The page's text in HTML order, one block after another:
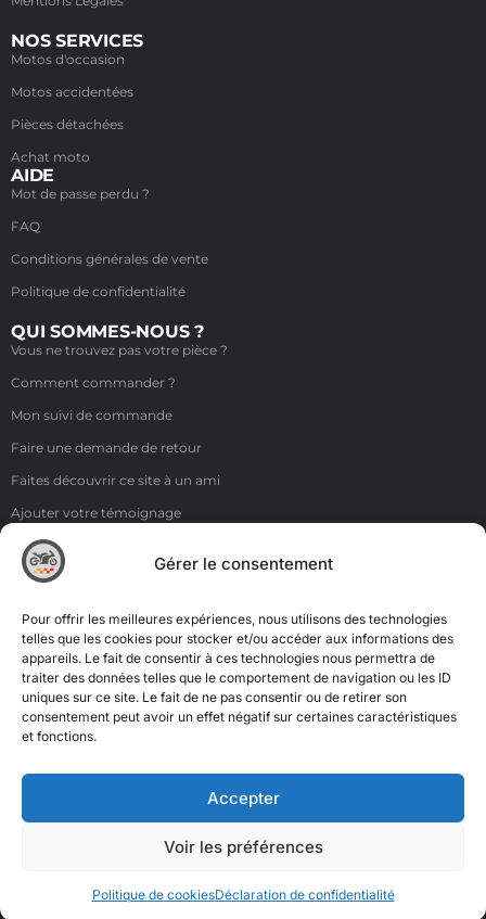
Gérer le consentement
Pour offrir les meilleures expériences, nous utilisons des technologies
telles que les cookies pour stocker et/ou accéder aux informations des
appareils. Le fait de consentir à ces technologies nous permettra de
traiter des données telles que le comportement de navigation ou les ID
uniques sur ce site. Le fait de ne pas consentir ou de retirer son
consentement peut avoir un effet négatif sur certaines caractéristiques
et fonctions.
Accepter
Voir les préférences
Politique de cookiesDéclaration de confidentialité
NOS SERVICES
Motos d'occasion
Motos accidentées
Pièces détachées
Achat moto
AIDE
Mot de passe perdu ?
FAQ
Conditions générales de vente
Politique de confidentialité
QUI SOMMES-NOUS ?
Vous ne trouvez pas votre pièce ?
Comment commander ?
Mon suivi de commande
Faire une demande de retour
Faites découvrir ce site à un ami
Ajouter votre témoignage
Voir tous les témoignages
Liens
NOS COORDONNÉES
ZI de la Moinerie - 8 rue du Roussillon 91220 Bretigny sur Orge
Email: contact@accimoto.com
Standard : +33(0)1 69 88 16 16